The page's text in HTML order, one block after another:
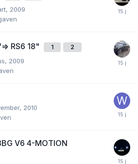
2009
RS6 18" 1 2
2009
2010
V6 4-MOTION